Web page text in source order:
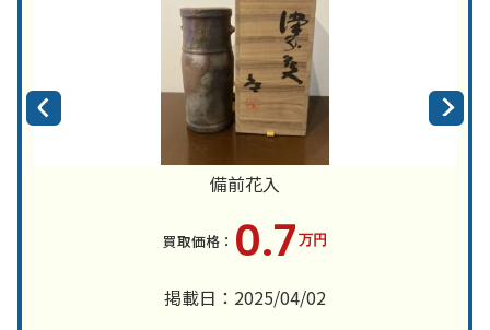
備前花入
0.7万円
掲載日：2025/04/02